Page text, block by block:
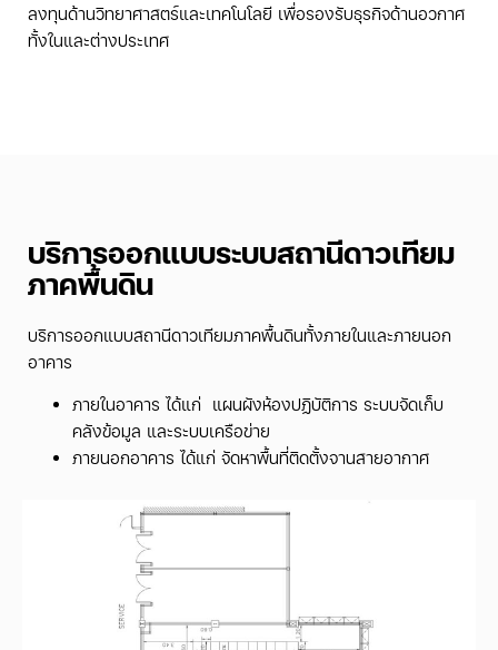
ลงทุนด้านวิทยาศาสตร์และเทคโนโลยี เพื่อรองรับธุรกิจด้านอวกาศ
ทั้งในและต่างประเทศ
บริการออกแบบระบบสถานีดาวเทียม
ภาคพื้นดิน
บริการออกแบบสถานีดาวเทียมภาคพื้นดินทั้งภายในและภายนอก
อาคาร
ภายในอาคาร ได้แก่ แผนผังห้องปฏิบัติการ ระบบจัดเก็บ
คลังข้อมูล และระบบเครือข่าย
ภายนอกอาคาร ได้แก่ จัดหาพื้นที่ติดตั้งจานสายอากาศ